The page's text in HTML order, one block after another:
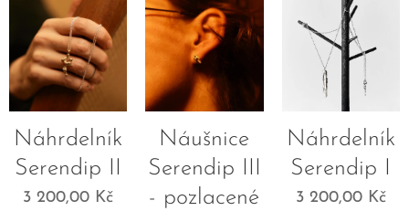
Náhrdelník
Serendip II
3 200,00 Kč
Náušnice
Serendip III
- pozlacené
Náhrdelník
Serendip I
3 200,00Kč